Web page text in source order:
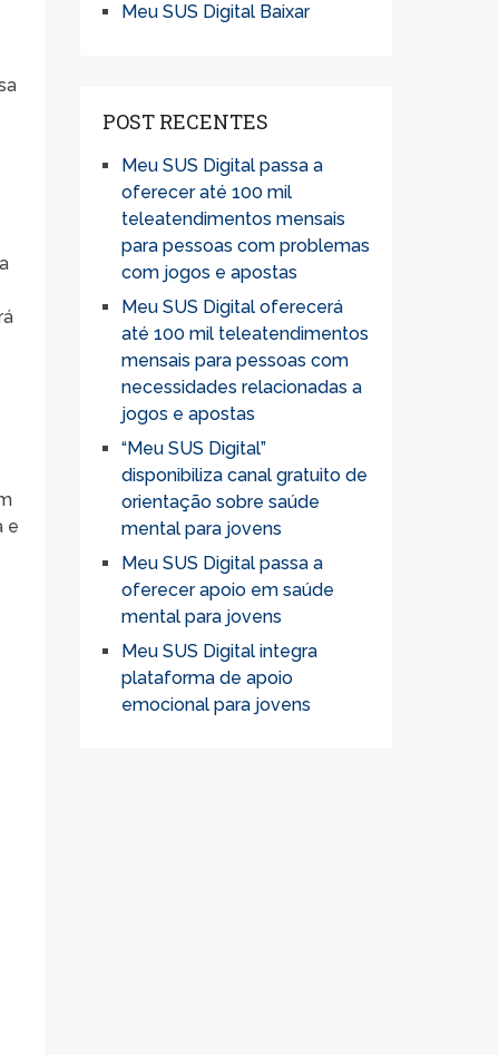
e
Meu SUS Digital Baixar
POST RECENTES
Meu SUS Digital passa a
oferecer até 100 mil
teleatendimentos mensais
para pessoas com problemas
com jogos e apostas
Meu SUS Digital oferecerá
até 100 mil teleatendimentos
mensais para pessoas com
necessidades relacionadas a
jogos e apostas
“Meu SUS Digital”
disponibiliza canal gratuito de
orientação sobre saúde
mental para jovens
Meu SUS Digital passa a
oferecer apoio em saúde
mental para jovens
Meu SUS Digital integra
plataforma de apoio
emocional para jovens